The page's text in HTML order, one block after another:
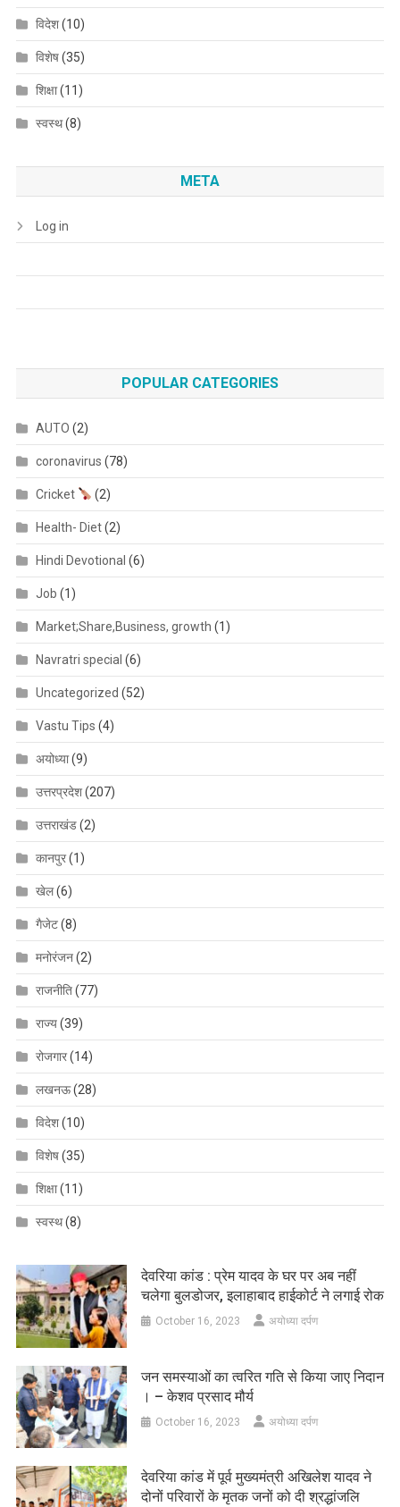
विदेश(10)
विशेष(35)
शिक्षा(11)
स्वस्थ(8)
META
Log in
POPULAR CATEGORIES
AUTO (2)
coronavirus (78)
Cricket (2)
Health- Diet(2)
Hindi Devotional (6)
Job (1)
Market;Share,Business, growth (1)
Navratri special (6)
Uncategorized (52)
Vastu Tips (4)
अयोध्या(9)
उत्तरप्रदेश(207)
उत्तराखंड(2)
कानपुर(1)
खेल(6)
गैजेट(8)
मनोरंजन(2)
राजनीति(77)
राज्य(39)
रोजगार(14)
लखनऊ(28)
विदेश(10)
विशेष(35)
शिक्षा(11)
स्वस्थ(8)
देवरिया कांड : प्रेम यादव के घर पर अब नहीं
चलेगा बुलडोजर, इलाहाबाद हाईकोर्ट ने लगाई रोक
October 16, 2023 अयोध्या दर्पण
जन समस्याओं का त्वरित गति से किया जाए निदान
। – केशव प्रसाद मौर्य
October 16, 2023 अयोध्या दर्पण
देवरिया कांड में पूर्व मुख्यमंत्री अखिलेश यादव ने
दोनों परिवारों के मृतक जनों को दी श्रद्धांजलि